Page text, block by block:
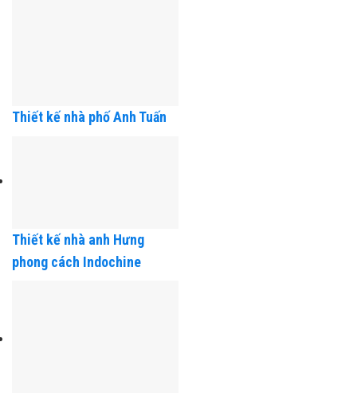
Thiết kế nhà phố Anh Tuấn
Thiết kế nhà anh Hưng
phong cách Indochine